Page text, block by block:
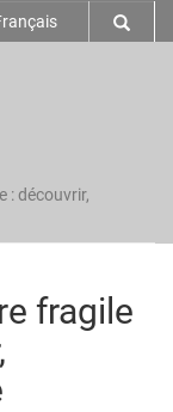
: découvrir,
fragile